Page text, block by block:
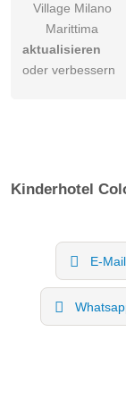
Village Milano
Marittima
aktualisieren
oder verbessern
Kinderhotel
E-Mail